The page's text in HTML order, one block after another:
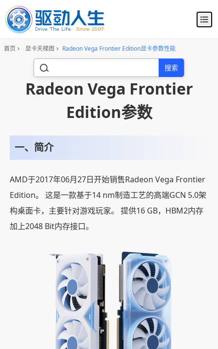
首页 显卡天梯图 Radeon Vega Frontier Edition显卡参数性能
搜索
Radeon Vega Frontier
Edition参数
一、简介
AMD于2017年06月27日开始销售Radeon Vega Frontier
Edition。 这是一款基于14 nm制造工艺的高端GCN 5.0架
构桌面卡，主要针对游戏玩家。 提供16 GB，HBM2内存
加上2048 Bit内存接口。